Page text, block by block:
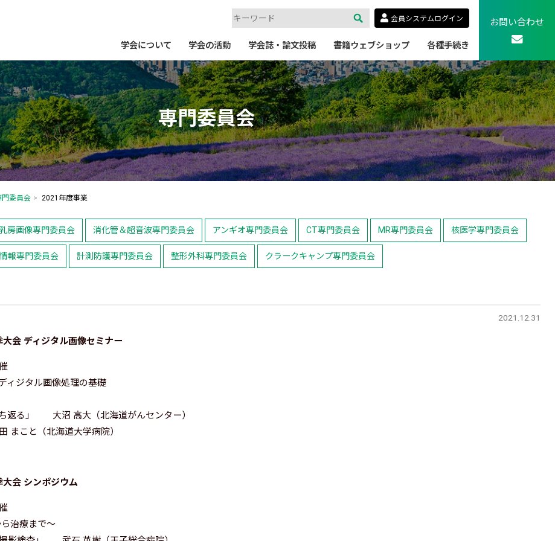
会員システムログイン
学会について 学会の活動 学会誌・論文投稿 書籍ウェブショップ 各種手続き
お問い合わせ
専門委員会
門委員会 2021年度事業
房画像専門委員会 消化管＆超音波専門委員会 アンギオ専門委員会 CT専門委員会 MR専門委員会 核医学専門委員会
報専門委員会 計測防護専門委員会 整形外科専門委員会 クラークキャンプ専門委員会
2021.12.31
会 ディジタル画像セミナー
ィジタル画像処理の基礎
返る」 大沼 高大（北海道がんセンター）
こと（北海道大学病院）
会 シンポジウム
治療まで～